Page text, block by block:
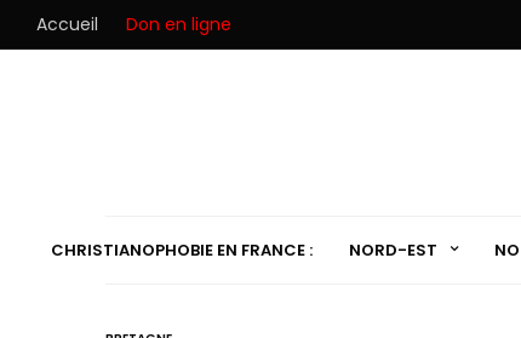
Accueil Don en ligne
CHRISTIANOPHOBIE EN FRANCE : NORD-EST